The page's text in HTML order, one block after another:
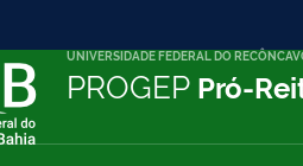
UNIVERSIDADE FEDERAL DO
PROGEP Pró-